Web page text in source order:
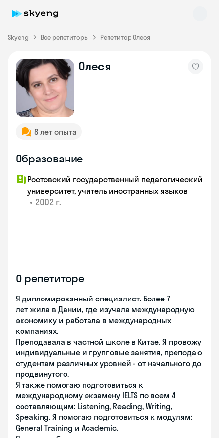
Skyeng Все репетиторы Репетитор Олеся
Олеся
8 лет опыта
Образование
Ростовский государственный педагогический
университет, учитель иностранных языков
• 2002 г.
О репетиторе
Я дипломированный специалист. Более 7
лет жила в Дании, где изучала международную
экономику и работала в международных
компаниях.
Преподавала в частной школе в Китае. Я провожу
индивидуальные и групповые занятия, преподаю
студентам различных уровней - от начального до
продвинутого.
Я также помогаю подготовиться к
международному экзамену IELTS по всем 4
составляющим: Listening, Reading, Writing,
Speaking. Я помогаю подготовиться к модулям:
General Training и Academic.
Skyeng Chat
online